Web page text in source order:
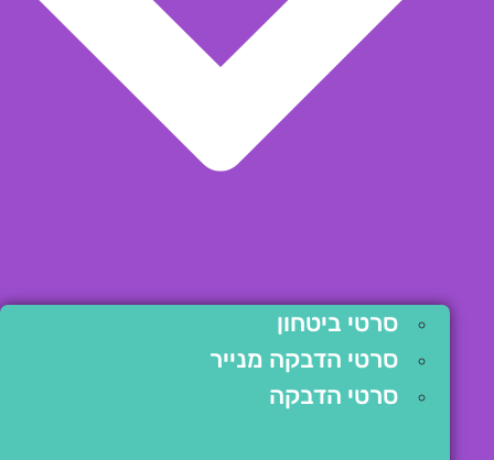
סרטי ביטחון
סרטי הדבקה מנייר
סרטי הדבקה